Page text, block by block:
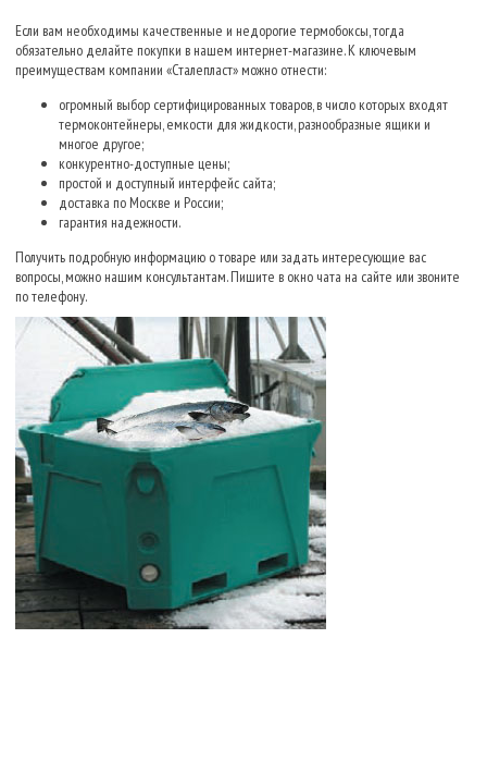
Если вам необходимы качественные и недорогие термобоксы, тогда
обязательно делайте покупки в нашем интернет-магазине. К ключевым
преимуществам компании «Сталепласт» можно отнести:
огромный выбор сертифицированных товаров, в число которых входят
термоконтейнеры, емкости для жидкости, разнообразные ящики и
многое другое;
конкурентно-доступные цены;
простой и доступный интерфейс сайта;
доставка по Москве и России;
гарантия надежности.
Получить подробную информацию о товаре или задать интересующие вас
вопросы, можно нашим консультантам. Пишите в окно чата на сайте или звоните
по телефону.